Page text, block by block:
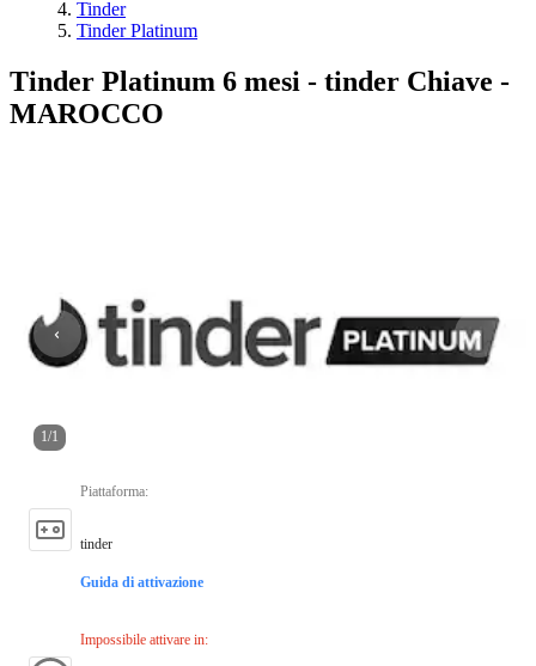
Tinder
Tinder Platinum
Tinder Platinum 6 mesi - tinder Chiave -
MAROCCO
1/1
Piattaforma:
tinder
Guida di attivazione
Impossibile attivare in: